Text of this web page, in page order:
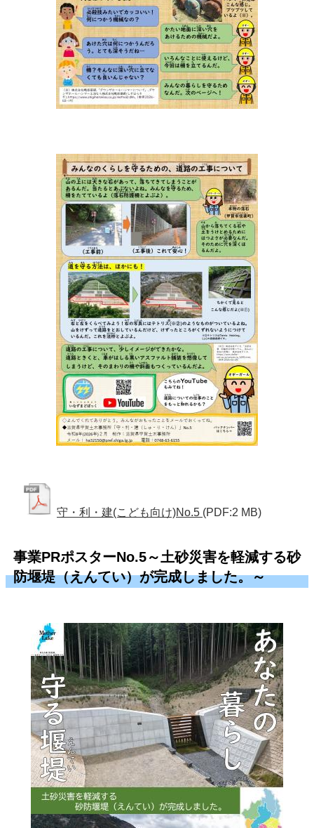
守・利・建(こども向け)No.5 (PDF:2 MB)
事業PRポスターNo.5～土砂災害を軽減する砂
防堰堤（えんてい）が完成しました。～